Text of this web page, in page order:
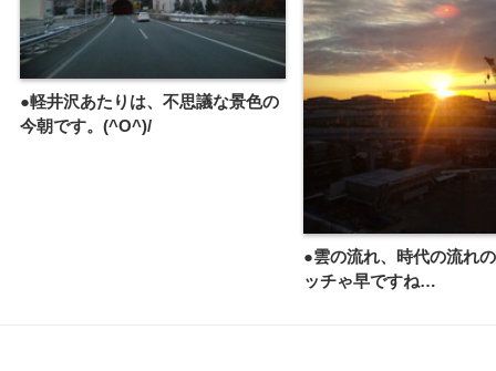
●軽井沢あたりは、不思議な景色の
今朝です。(^O^)/
●雲の流れ、時代の流れ
ッチゃ早ですね…